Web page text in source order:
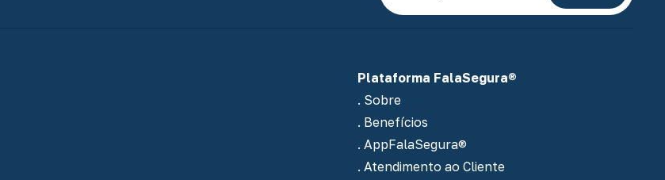
Plataforma FalaSegura®
. Sobre
. Benefícios
. AppFalaSegura®
. Atendimento ao Cliente